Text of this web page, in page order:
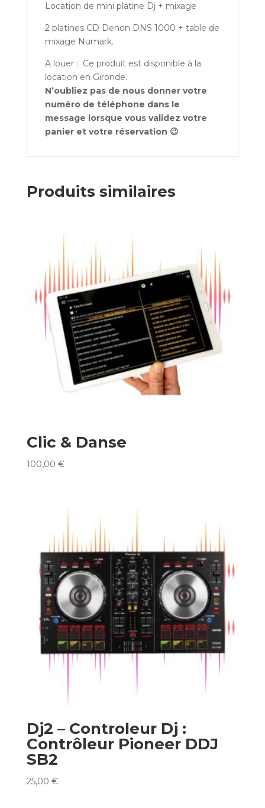
mixage
Location de mini platine Dj + mixage
2 platines CD Denon DNS 1000 + table de
mixage Numark.
A louer : Ce produit est disponible à la
location en Gironde.
N’oubliez pas de nous donner votre
numéro de téléphone dans le
message lorsque vous validez votre
panier et votre réservation 😉
Produits similaires
Clic & Danse
100,00 €
Dj2 – Controleur Dj :
Contrôleur Pioneer DDJ
SB2
25,00 €